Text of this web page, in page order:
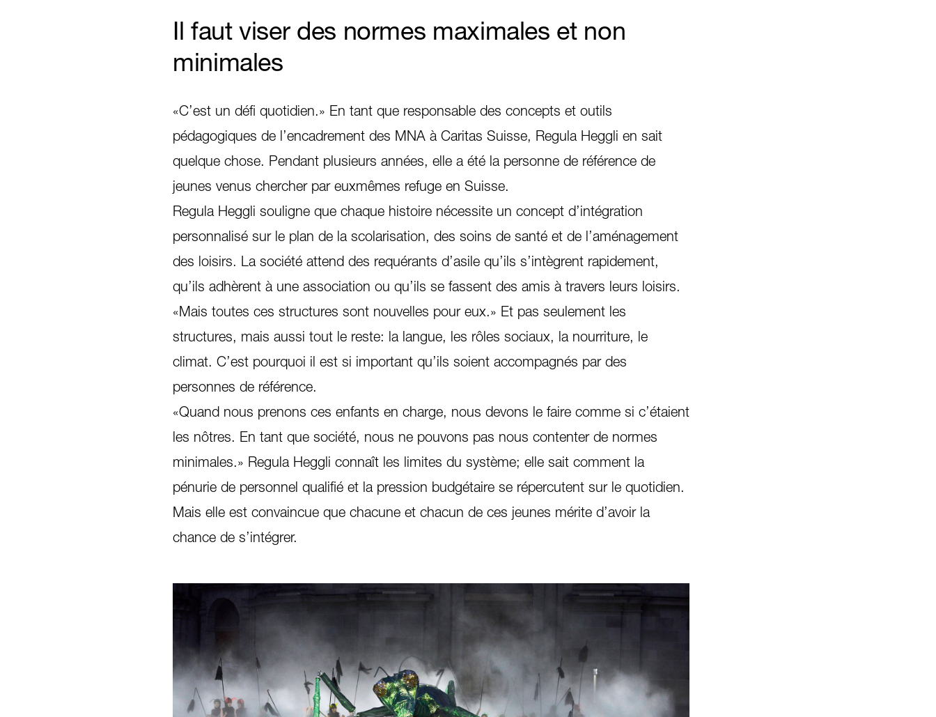
Il faut viser des normes maximales et non
minimales
«C’est un défi quotidien.» En tant que responsable des concepts et outils
pédagogiques de l’encadrement des MNA à Caritas Suisse, Regula Heggli en sait
quelque chose. Pendant plusieurs années, elle a été la personne de référence de
jeunes venus chercher par euxmêmes refuge en Suisse.
Regula Heggli souligne que chaque histoire nécessite un concept d’intégration
personnalisé sur le plan de la scolarisation, des soins de santé et de l’aménagement
des loisirs. La société attend des requérants d’asile qu’ils s’intègrent rapidement,
qu’ils adhèrent à une association ou qu’ils se fassent des amis à travers leurs loisirs.
«Mais toutes ces structures sont nouvelles pour eux.» Et pas seulement les
structures, mais aussi tout le reste: la langue, les rôles sociaux, la nourriture, le
climat. C’est pourquoi il est si important qu’ils soient accompagnés par des
personnes de référence.
«Quand nous prenons ces enfants en charge, nous devons le faire comme si c’étaient
les nôtres. En tant que société, nous ne pouvons pas nous contenter de normes
minimales.» Regula Heggli connaît les limites du système; elle sait comment la
pénurie de personnel qualifié et la pression budgétaire se répercutent sur le quotidien.
Mais elle est convaincue que chacune et chacun de ces jeunes mérite d’avoir la
chance de s’intégrer.